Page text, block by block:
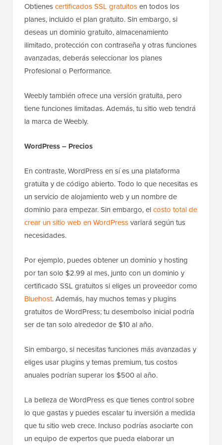
Obtienescertificados SSL gratuitosen todos los
planes, incluido el plan gratuito. Sin embargo, si
deseas un dominio gratuito, almacenamiento
ilimitado, protección con contraseña y otras funciones
avanzadas, deberás seleccionar los planes
Profesional o Performance.
Weebly también ofrece una versión gratuita, pero
tiene funciones limitadas. Además, tu sitio web tendrá
la marca de Weebly.
WordPress – Precios
En contraste, WordPress en sí es una plataforma
gratuita y de código abierto. Todo lo que necesitas es
un servicio de alojamiento web y un nombre de
dominio para empezar. Sin embargo, elcosto total de
crear un sitio web en WordPressvariará según tus
necesidades.
Por ejemplo, puedes obtener un dominio y hosting
por tan solo $2.99 al mes, junto con un dominio y
certificado SSL gratuitos si eliges un proveedor como
Bluehost. Además, hay muchos temas y plugins
gratuitos de WordPress; tu desembolso inicial podría
ser de tan solo alrededor de $10 al año.
Sin embargo, si necesitas funciones más avanzadas y
eliges usar plugins y temas premium, tus costos
anuales podrían superar los $500 al año.
La belleza de WordPress es que tienes control sobre
lo que gastas y puedes escalar tu inversión a medida
que tu sitio web crece. Incluso podrías asociarte con
un equipo de expertos que pueda elaborar un